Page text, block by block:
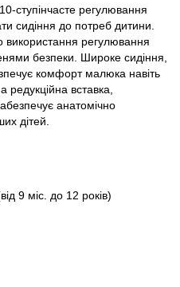
10-ступінчасте регулювання
сидіння до потреб дитини.
регулювання
безпеки. Широке сидіння,
комфорт малюка навіть
редукційна вставка,
анатомічно
дітей.
9 міс. до 12 років)